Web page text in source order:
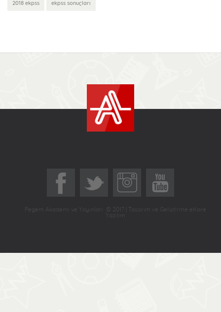
2018 ekpss ekpss sonuçları
Pegem Akademi ve Yayınları © 2017 | Tasarım ve Geliştirme eKare
Yazılım